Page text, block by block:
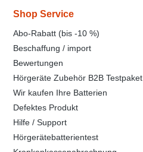
Shop Service
Abo-Rabatt (bis -10 %)
Beschaffung / import
Bewertungen
Hörgeräte Zubehör B2B Testpaket
Wir kaufen Ihre Batterien
Defektes Produkt
Hilfe / Support
Hörgerätebatterientest